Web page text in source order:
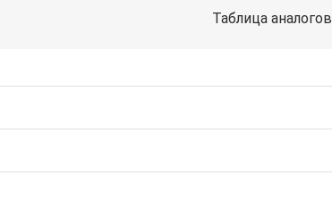
Таблица аналогов